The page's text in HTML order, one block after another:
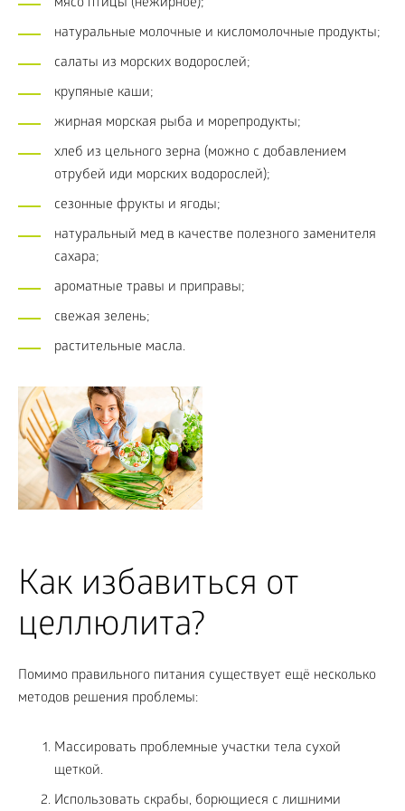
мясо птицы (нежирное);
натуральные молочные и кисломолочные продукты;
салаты из морских водорослей;
крупяные каши;
жирная морская рыба и морепродукты;
хлеб из цельного зерна (можно с добавлением
отрубей иди морских водорослей);
сезонные фрукты и ягоды;
натуральный мед в качестве полезного заменителя
сахара;
ароматные травы и приправы;
свежая зелень;
растительные масла.
Как избавиться от
целлюлита?
Помимо правильного питания существует ещё несколько
методов решения проблемы:
Массировать проблемные участки тела сухой
щеткой.
Использовать скрабы, борющиеся с лишними